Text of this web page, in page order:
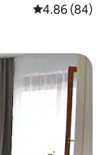
Calificación
4.86 (84)